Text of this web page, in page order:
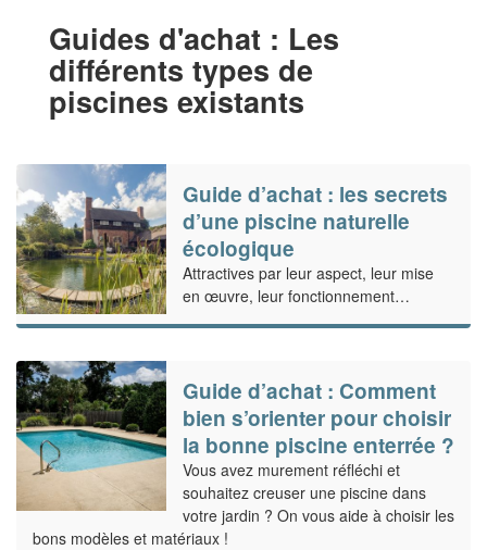
Guides d'achat : Les
différents types de
piscines existants
Guide d’achat : les secrets
d’une piscine naturelle
écologique
Attractives par leur aspect, leur mise
en œuvre, leur fonctionnement…
Guide d’achat : Comment
bien s’orienter pour choisir
la bonne piscine enterrée ?
Vous avez murement réfléchi et
souhaitez creuser une piscine dans
votre jardin ? On vous aide à choisir les
bons modèles et matériaux !